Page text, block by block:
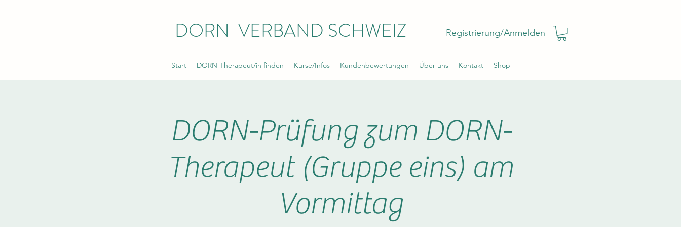
DORN-VERBAND SCHWEIZ Registrierung/Anmelden
Start DORN-Therapeut/in finden Kurse/Infos Kundenbewertungen Über uns Kontakt Shop
DORN-Prüfung zum DORN-
Therapeut (Gruppe eins) am
Vormittag